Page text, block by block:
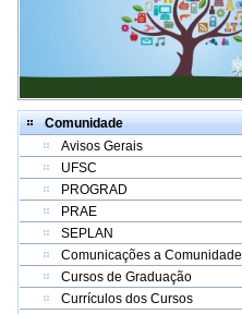
Comunidade
Avisos Gerais
UFSC
PROGRAD
PRAE
SEPLAN
Comunicações a Comunidade
Cursos de Graduação
Currículos dos Cursos